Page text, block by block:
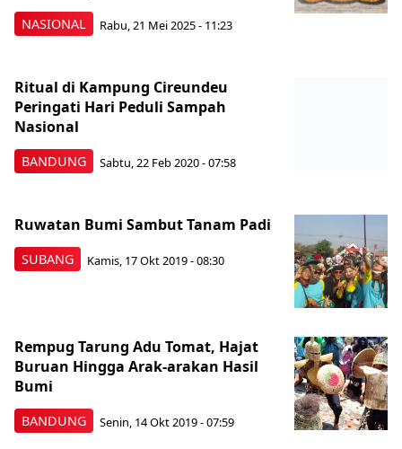
NASIONAL Rabu, 21 Mei 2025 - 11:23
BANDUNG
Ritual di Kampung Cireundeu
Peringati Hari Peduli Sampah
Nasional
Sabtu, 22 Feb 2020 - 07:58
SUBANG
Ruwatan Bumi Sambut Tanam Padi
Kamis, 17 Okt 2019 - 08:30
BANDUNG
Rempug Tarung Adu Tomat, Hajat
Buruan Hingga Arak-arakan Hasil
Bumi
Senin, 14 Okt 2019 - 07:59